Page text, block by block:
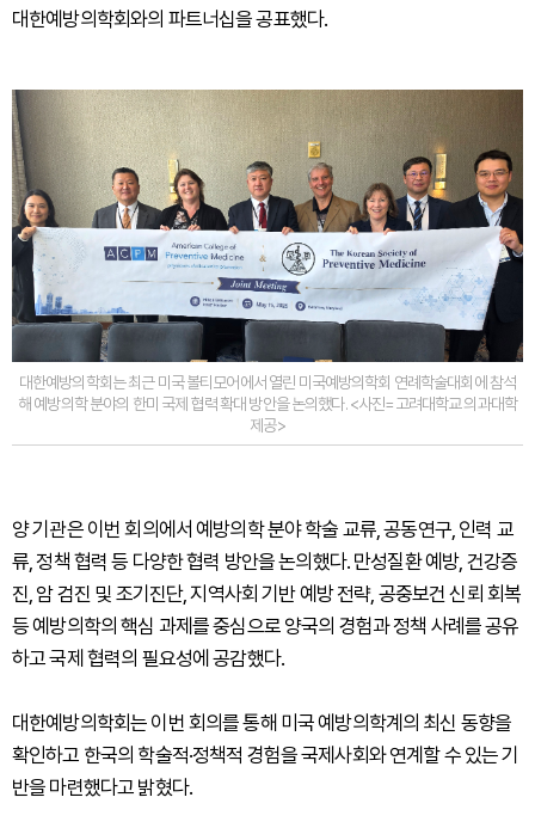
대한예방의학회와의 파트너십을 공표했다.
대한예방의학회는 최근 미국 볼티모어에서 열린 미국예방의학회 연례학술대회에 참석
해 예방의학 분야의 한미 국제 협력 확대 방안을 논의했다. <사진=고려대학교 의과대학
제공>
양 기관은 이번 회의에서 예방의학 분야 학술 교류, 공동연구, 인력 교
류, 정책 협력 등 다양한 협력 방안을 논의했다. 만성질환 예방, 건강증
진, 암 검진 및 조기진단, 지역사회 기반 예방 전략, 공중보건 신뢰 회복
등 예방의학의 핵심 과제를 중심으로 양국의 경험과 정책 사례를 공유
하고 국제 협력의 필요성에 공감했다.
대한예방의학회는 이번 회의를 통해 미국 예방의학계의 최신 동향을
확인하고 한국의 학술적·정책적 경험을 국제사회와 연계할 수 있는 기
반을 마련했다고 밝혔다.